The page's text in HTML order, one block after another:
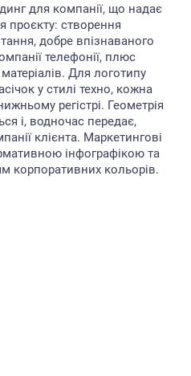
для компанії, що надає
проєкту: створення
добре впізнаваного
телефонії, плюс
Для логотипу
у стилі техно, кожна
регістрі. Геометрія
і, водночас передає,
клієнта. Маркетингові
інфографікою та
корпоративних кольорів.